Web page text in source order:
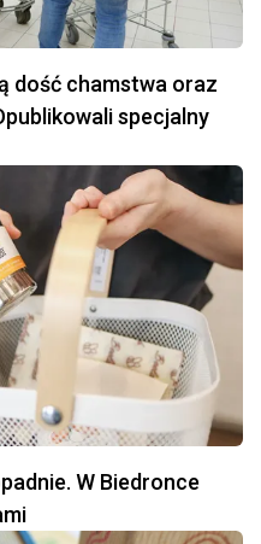
dość chamstwa oraz
specjalny
W Biedronce